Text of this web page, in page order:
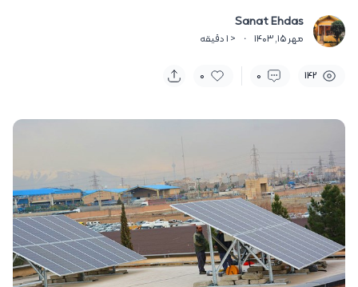
Sanat Ehdas
مهر 15, 1403 ·
< 1 دقیقه
142
0
0